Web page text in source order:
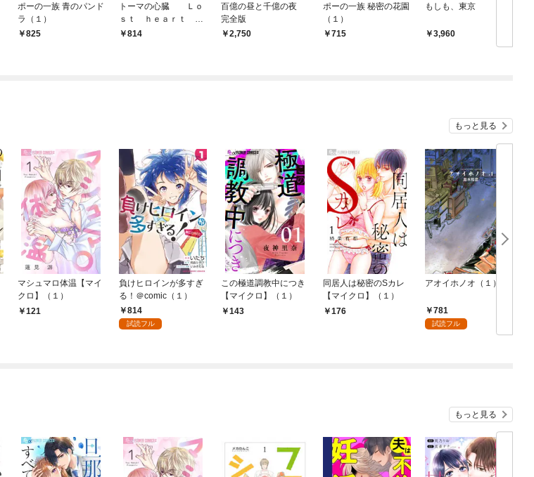
ポーの一族 青のパンド
ラ（１）
825
トーマの心臓 Ｌｏ
ｓｔ ｈｅａｒｔ ｆ
ｏｒ Ｔｈｏｍａ
814
百億の昼と千億の夜
完全版
2,750
ポーの一族 秘密の花園
（１）
715
もしも、東京
3,960
もっと見る
マシュマロ体温【マイ
クロ】（１）
121
負けヒロインが多すぎ
る！＠comic（１）
814
試読フル
この極道調教中につき
【マイクロ】（１）
143
同居人は秘密のSカレ
【マイクロ】（１）
176
アオイホノオ（１）
781
試読フル
もっと見る